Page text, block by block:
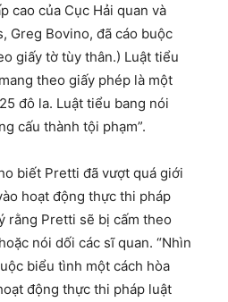
cao của Cục Hải quan và
Greg Bovino, đã cáo buộc
giấy tờ tùy thân.) Luật tiểu
theo giấy phép là một
đô la. Luật tiểu bang nói
cấu thành tội phạm”.
biết Pretti đã vượt quá giới
hoạt động thực thi pháp
rằng Pretti sẽ bị cấm theo
nói dối các sĩ quan. “Nhìn
biểu tình một cách hòa
động thực thi pháp luật